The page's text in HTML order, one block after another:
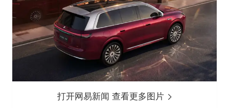
打开网易新闻 查看更多图片